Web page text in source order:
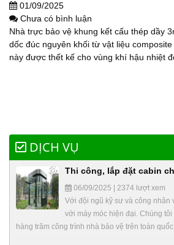
01/09/2025
Chưa có bình luận
Nhà trực bảo vệ khung kết cấu thép dầy
dốc đúc nguyên khối từ vật liệu
này được thết kế cho vùng khí hậu nhiệt
DỊCH VỤ
Thi công, lắp đặt cabin
06/09/2025 | 2374 lượt xem
Với đội ngũ kỹ sư và công nhân
với máy móc hiện đại. Chúng
hàng trăm công trình nhà bảo vệ trên toàn quốc.